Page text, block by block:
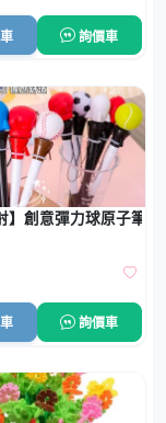
詢價車
】創意彈力球原子筆 -
詢價車